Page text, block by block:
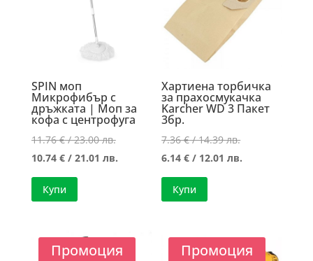
SPIN моп
Микрофибър с
дръжката | Моп за
кофа с центрофуга
11.76€/ 23.00 лв.Original
price
10.74 €/ 21.01 лв.Текущата
21.01 лв..
Купи
Хартиена торбичка
за прахосмукачка
Karcher WD 3 Пакет
3бр.
7.36€/ 14.39 лв.Original
price
6.14€ / 12.01 лв.
12.01 лв..
Купи
Промоция Промоция